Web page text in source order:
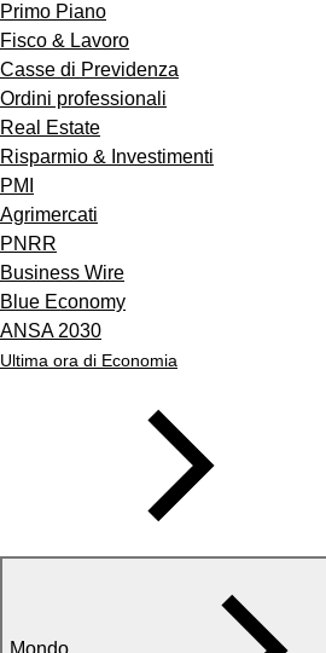
Primo Piano
Fisco & Lavoro
Casse di Previdenza
Ordini professionali
Real Estate
Risparmio & Investimenti
PMI
Agrimercati
PNRR
Business Wire
Blue Economy
ANSA 2030
Ultima ora di Economia